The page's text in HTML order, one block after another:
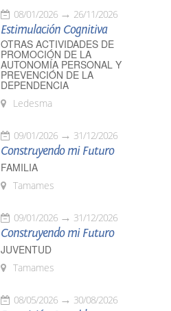
08/01/2026 26/11/2026
Estimulación Cognitiva
OTRAS ACTIVIDADES DE
PROMOCIÓN DE LA
AUTONOMÍA PERSONAL Y
PREVENCIÓN DE LA
DEPENDENCIA
Ledesma
09/01/2026 31/12/2026
Construyendo mi Futuro
FAMILIA
Tamames
09/01/2026 31/12/2026
Construyendo mi Futuro
JUVENTUD
Tamames
08/05/2026 30/08/2026